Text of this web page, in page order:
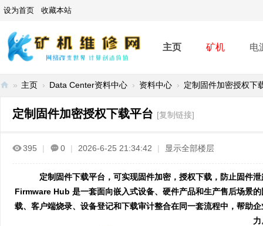
设为首页 收藏本站
主页 矿机 电
» 主页 › Data Center资料中心 › 资料中心 › 定制固件加密授权下
定制固件加密授权下载平台 [复制链接]
395 | 0 | 2026-6-25 21:34:42 | 显示全部楼层
定制固件下载平台，可实现固件加密，授权下载，防止固件
Firmware Hub 是一套面向嵌入式设备、硬件产品和生产售后场景
载、客户端烧录、设备登记和下载审计整合在同一套流程中，帮助